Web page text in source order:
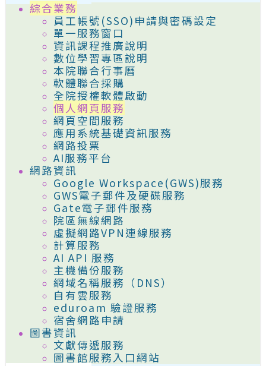
綜合業務
員工帳號(SSO)申請與密碼設定
單一服務窗口
資訊課程推廣說明
數位學習專區說明
本院聯合行事曆
軟體聯合採購
全院授權軟體啟動
個人網頁服務
網頁空間服務
應用系統基礎資訊服務
網路投票
AI服務平台
網路資訊
Google Workspace(GWS)服務
GWS電子郵件及硬碟服務
Gate電子郵件服務
院區無線網路
虛擬網路VPN連線服務
計算服務
AI API 服務
主機備份服務
網域名稱服務（DNS）
自有雲服務
eduroam 驗證服務
宿舍網路申請
圖書資訊
文獻傳遞服務
圖書館服務入口網站